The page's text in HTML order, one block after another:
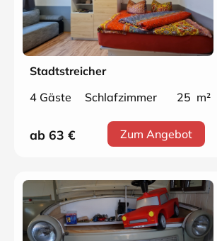
Stadtstreicher
4 Gäste
Schlafzimmer 25 m²
ab 63 € Zum Angebot